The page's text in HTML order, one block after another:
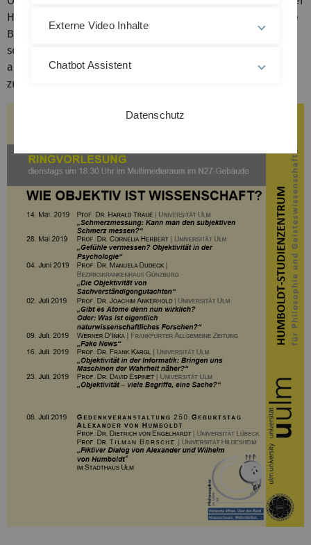
Herstellung objektiv gültigen Wissens, was durch konkrete
Bezugnahme auf Einzelaspekte veranschaulicht werden
soll. Zentrales Anliegen ist es, einen differenzierten Blick
auf eine Grundvoraussetzung von Erkennen und Handeln
zu werfen.
Externe Video Inhalte
Chatbot Assistent
Datenschutz